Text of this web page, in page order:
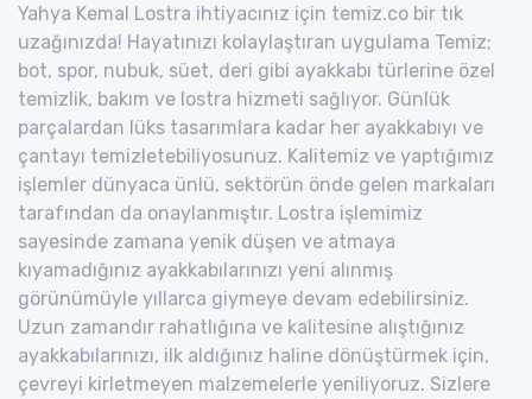
Yahya Kemal Lostra ihtiyacınız için temiz.co bir tık
uzağınızda! Hayatınızı kolaylaştıran uygulama Temiz;
bot, spor, nubuk, süet, deri gibi ayakkabı türlerine özel
temizlik, bakım ve lostra hizmeti sağlıyor. Günlük
parçalardan lüks tasarımlara kadar her ayakkabıyı ve
çantayı temizletebiliyosunuz. Kalitemiz ve yaptığımız
işlemler dünyaca ünlü, sektörün önde gelen markaları
tarafından da onaylanmıştır. Lostra işlemimiz
sayesinde zamana yenik düşen ve atmaya
kıyamadığınız ayakkabılarınızı yeni alınmış
görünümüyle yıllarca giymeye devam edebilirsiniz.
Uzun zamandır rahatlığına ve kalitesine alıştığınız
ayakkabılarınızı, ilk aldığınız haline dönüştürmek için,
çevreyi kirletmeyen malzemelerle yeniliyoruz. Sizlere